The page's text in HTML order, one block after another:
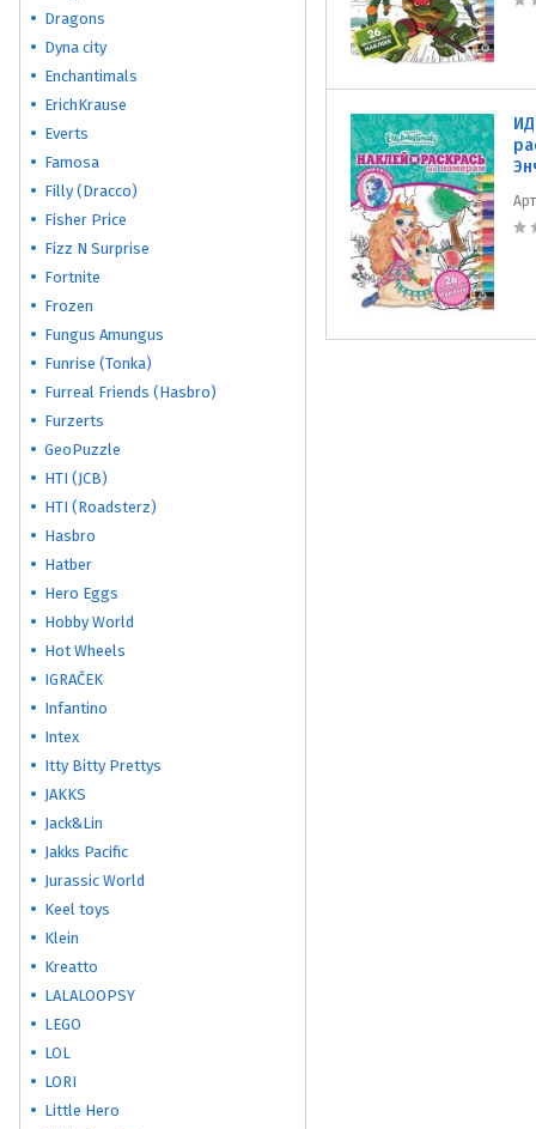
Dragons
Dyna city
Enchantimals
ErichKrause
Everts
Famosa
Filly (Dracco)
Fisher Price
Fizz N Surprise
Fortnite
Frozen
Fungus Amungus
Funrise (Tonka)
Furreal Friends (Hasbro)
Furzerts
GeoPuzzle
HTI (JCB)
HTI (Roadsterz)
Hasbro
Hatber
Hero Eggs
Hobby World
Hot Wheels
IGRAČEK
Infantino
Intex
Itty Bitty Prettys
JAKKS
Jack&Lin
Jakks Pacific
Jurassic World
Keel toys
Klein
Kreatto
LALALOOPSY
LEGO
LOL
LORI
Little Hero